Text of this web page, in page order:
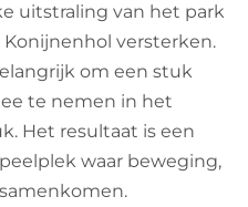
uitstraling van het park
versterken.
om een stuk
te nemen in het
Het resultaat is een
waar beweging,